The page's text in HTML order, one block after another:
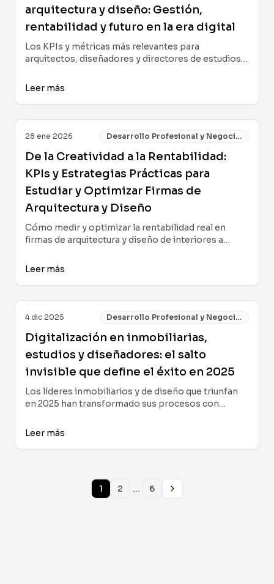
arquitectura y diseño: Gestión,
rentabilidad y futuro en la era digital
Los KPIs y métricas más relevantes para
arquitectos, diseñadores y directores de estudios:
enfocadas en la rentabilidad, productividad y la
arquitectura y diseño.
Leer más
28 ene 2026 Desarrollo Profesional y Negocios
De la Creatividad a la Rentabilidad:
KPIs y Estrategias Prácticas para
Estudiar y Optimizar Firmas de
Arquitectura y Diseño
Cómo medir y optimizar la rentabilidad real en
firmas de arquitectura y diseño de interiores a
gestión y una perspectiva humana sobre eficiencia
Leer más
4 dic 2025 Desarrollo Profesional y Negocios
Digitalización en inmobiliarias,
estudios y diseñadores: el salto
invisible que define el éxito en 2025
Los líderes inmobiliarios y de diseño que triunfan
en 2025 han transformado sus procesos con
el trabajo colaborativo hasta la reinvención de la
aprendizajes reales, recomendaciones prácticas y
o proyecto personal al éxito digital.
Leer más
1 2 ... 6